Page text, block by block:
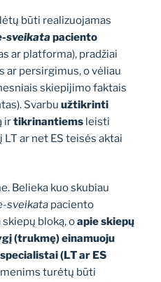
būti realizuojamas
sveikata paciento
ar platforma), pradžiai
ar persirgimus, o vėliau
skiepijimo faktais
Svarbu užtikrinti
irtikrinantiems leisti
ar net ES teisės aktai
Belieka kuo skubiau
sveikata paciento
bloką, oapie skiepų
(trukmę) einamuoju
(LT ar ES
turėtų būti